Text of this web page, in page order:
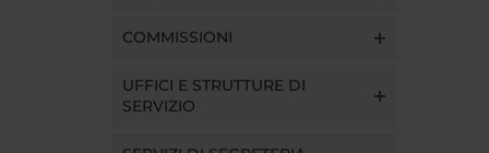
COMMISSIONI
UFFICI E STRUTTURE DI
SERVIZIO